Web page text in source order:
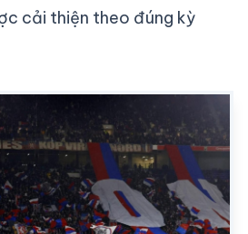
cải thiện theo đúng kỳ